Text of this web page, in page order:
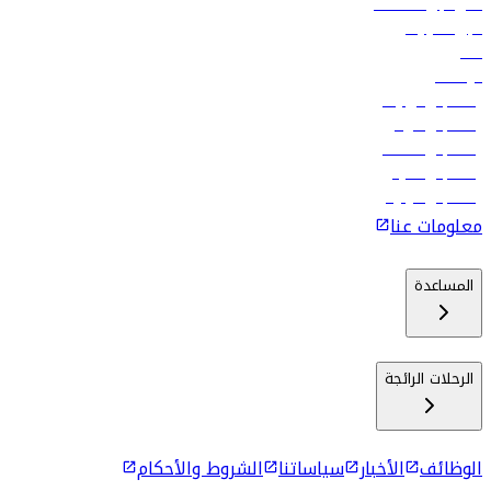
تأجير السيارات
فنادق
الوظائف
رحلات إلى تبيليسي
رحلات إلى الرياض
رحلات إلى مسقط
رحلات إلى ماليه
رحلات إلى كولومبو
معلومات عنا
المساعدة
الرحلات الرائجة
الوظائف الأخبار سياساتنا الشروط والأحكام